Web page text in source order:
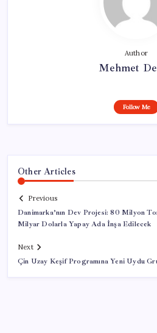
Author
Mehmet
Follow Me
Other Articles
Previous
Danimarka’nın Dev Projesi: 80 Milyon
Milyar Dolarla Yapay Ada İnşa Edilecek
Next
Çin Uzay Keşif Programına Yeni Uydu